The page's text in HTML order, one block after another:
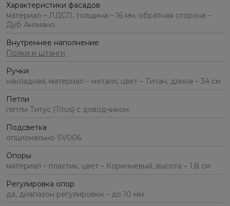
Характеристики фасадов
материал – ЛДСП, толщина – 16 мм, обратная сторона –
Дуб Анзиано
Внутреннее наполнение
Полки и штанги
Ручки
накладная, материал – металл, цвет – Титан, длина – 34 см
Петли
петли Титус (Titus) с доводчиком
Подсветка
опционально SV006
Опоры
материал – пластик, цвет – Коричневый, высота – 1,8 см
Регулировка опор
да, диапазон регулировки – до 10 мм